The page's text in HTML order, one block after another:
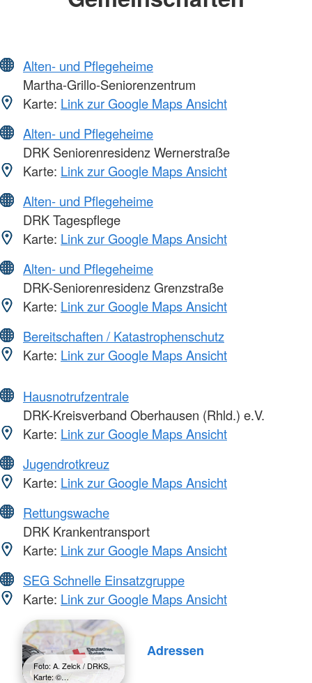
Alten- und Pflegeheime
Martha-Grillo-Seniorenzentrum
Karte: Link zur Google Maps Ansicht
Alten- und Pflegeheime
DRK Seniorenresidenz Wernerstraße
Karte: Link zur Google Maps Ansicht
Alten- und Pflegeheime
DRK Tagespflege
Karte: Link zur Google Maps Ansicht
Alten- und Pflegeheime
DRK-Seniorenresidenz Grenzstraße
Karte: Link zur Google Maps Ansicht
Bereitschaften / Katastrophenschutz
Karte: Link zur Google Maps Ansicht
Hausnotrufzentrale
DRK-Kreisverband Oberhausen (Rhld.) e.V.
Karte: Link zur Google Maps Ansicht
Jugendrotkreuz
Karte: Link zur Google Maps Ansicht
Rettungswache
DRK Krankentransport
Karte: Link zur Google Maps Ansicht
SEG Schnelle Einsatzgruppe
Karte: Link zur Google Maps Ansicht
Foto: A. Zelck / DRKS,
Karte: ©…
Adressen